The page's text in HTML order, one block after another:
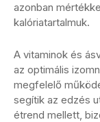
azonban
kalóriatartalmuk.
A vitaminok és
az optimális
megfelelő
segítik az edzés
étrend mellett,